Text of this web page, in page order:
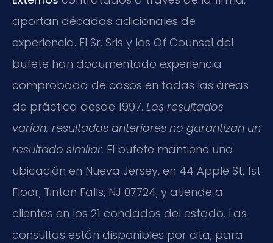
aportan décadas adicionales de
experiencia. El Sr. Sris y los Of Counsel del
bufete han documentado experiencia
comprobada de casos en todas las áreas
de práctica desde 1997. Los resultados
varían; resultados anteriores no garantizan un
resultado similar. El bufete mantiene una
ubicación en Nueva Jersey, en 44 Apple St, 1st
Floor, Tinton Falls, NJ 07724, y atiende a
clientes en los 21 condados del estado. Las
consultas están disponibles por cita; para